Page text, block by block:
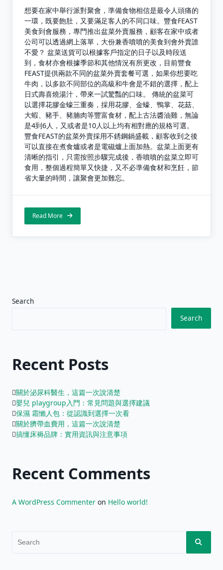
想要在家中舉行派對聚會，準備食物相信是最令人頭痛的
一環，既要飽肚，又要滿足客人的不同口味。豐食FEAST
美食到會服務，專門推出盆菜外賣服務，顧客在家中或者
公司可以透過網上落單，大份兼香噴噴的美食到會外賣誰
不愛？ 盆菜送貨可以根據客戶指定的日子以及時段送
到，食材亦會根據季節和其他情況有所更改，目前豐食
FEAST提供兩款不同的盆菜外賣套餐可選，如果你想要吃
牛肉，以多款不同部位的高級和牛會是不錯的選擇，配上
日式壽喜燒湯汁，帶來一試驚豔的口味。 傳統的盆菜可
以選擇花膠金蠔三重奏，採用花膠、金蠔、鴨掌、花菇、
大蝦、豬手、豬腩肉等豐富食材，配上古法醬油雞，無論
是4到6人，又或者是10人以上均有相對應的規格可選。
豐食FEAST的盆菜外賣採用不銹鋼鍋盛載，顧客收到之後
可以直接在煮食爐或者是電磁爐上面加熱。盆菜上面更有
清晰的指引，只需按照步驟完成後，香噴噴的盆菜立即可
食用，整個過程簡單又快捷，又不必準備食材和烹飪，節
省大量的時間，讓聚會更加難忘。
Read More
Search
Search
Recent Posts
關於泌尿科醫生，這篇一次說清楚
嬰兒 playgroup入門：常見問題與選擇建議
保濕 霜懶人包：從認識到選擇一次看
關於臍帶血費用，這篇一次說清楚
搞懂床褥品牌：實用資訊與注意事項
Recent Comments
A WordPress Commenter on Hello world!
Search